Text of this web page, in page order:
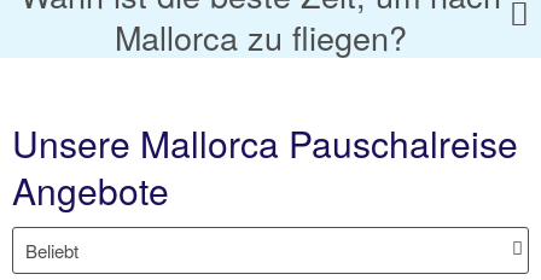
Mallorca zu fliegen?
Unsere Mallorca Pauschalreise
Angebote